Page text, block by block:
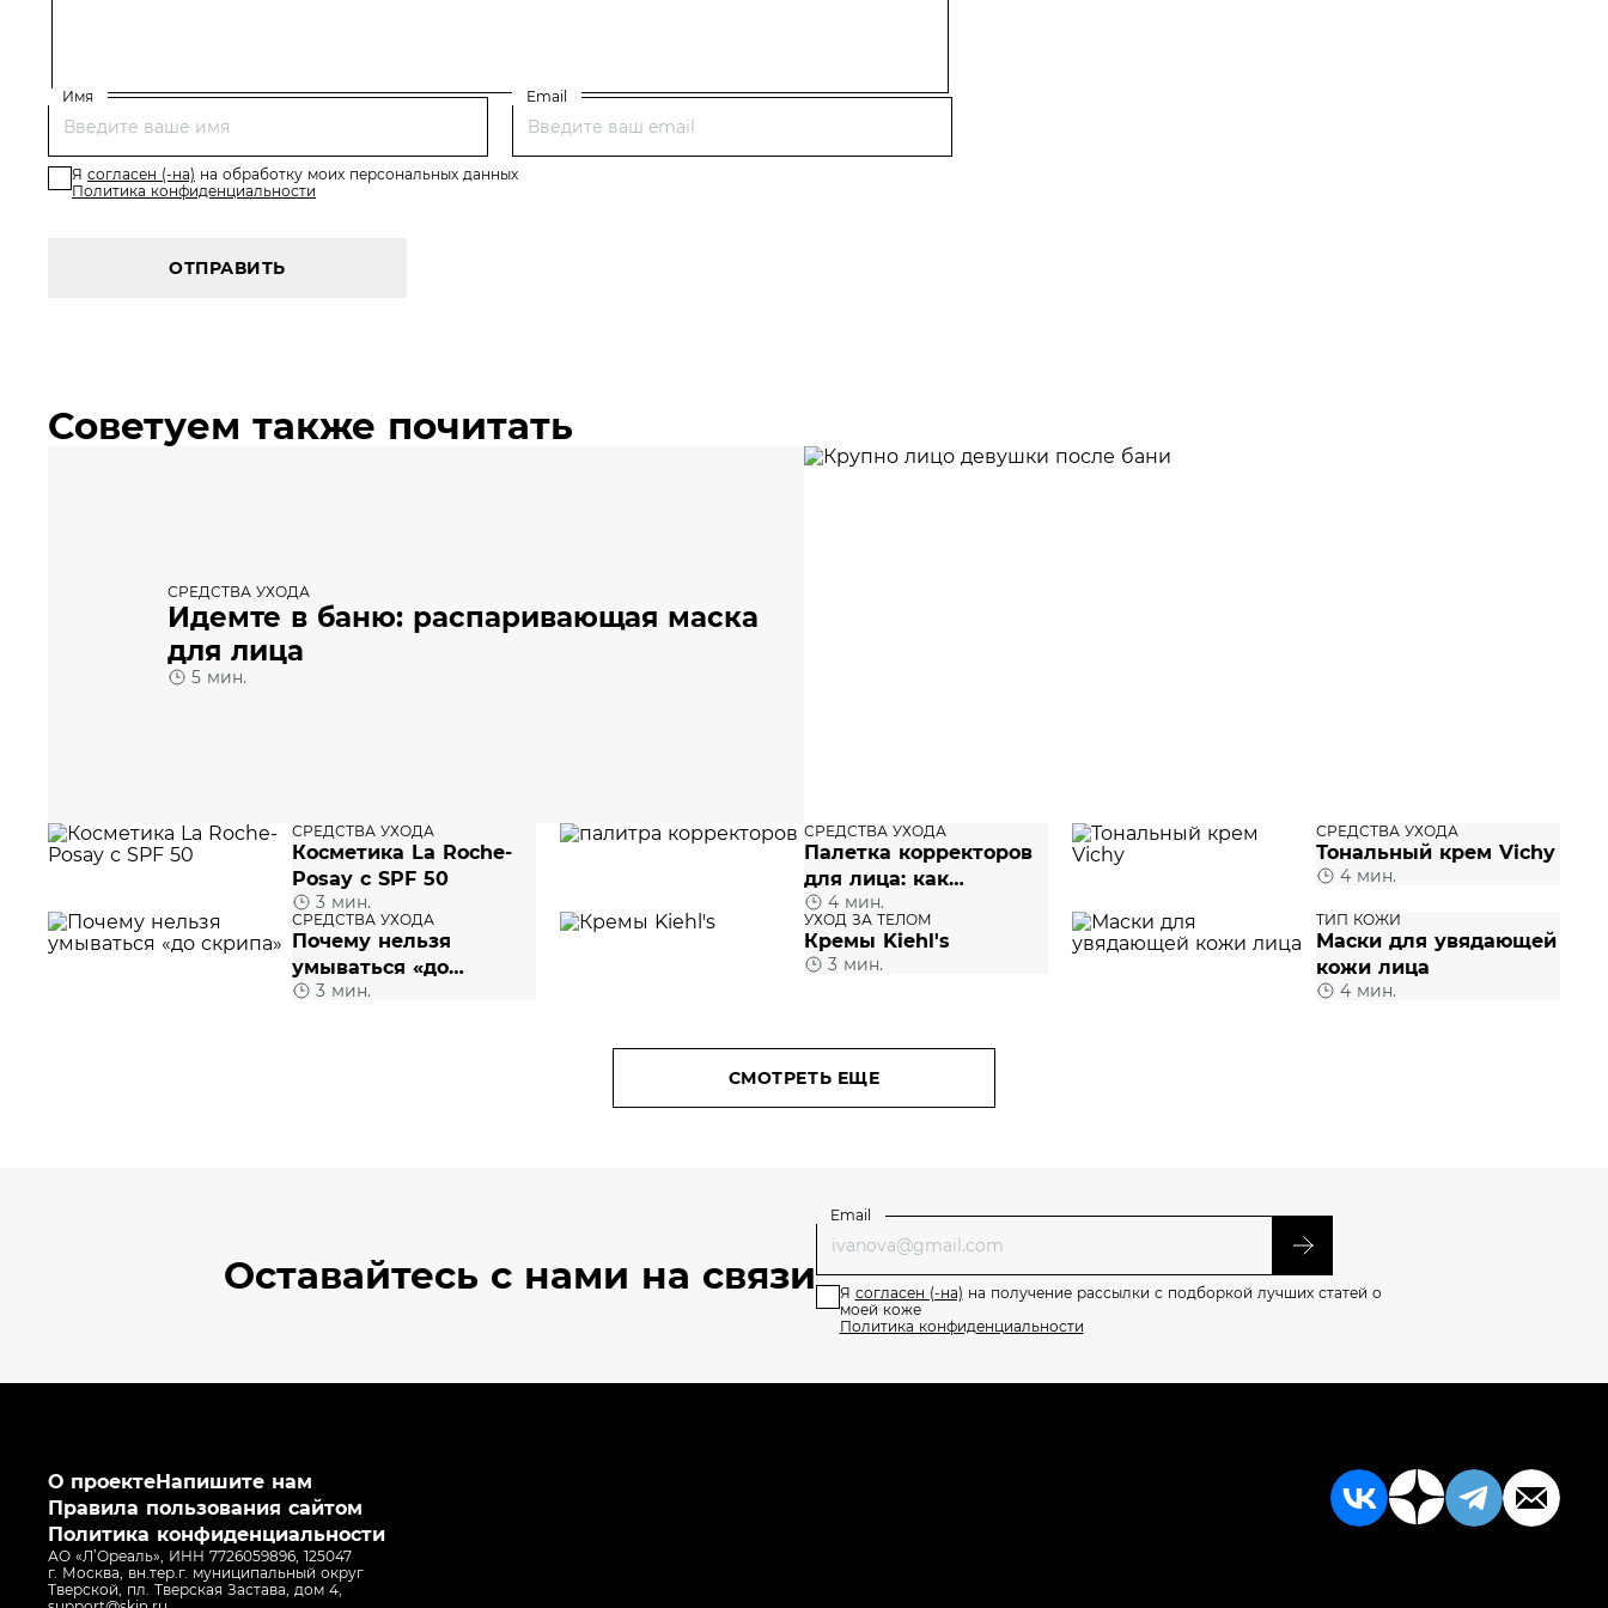
Имя Email
Я согласен (-на) на обработку моих персональных данных
Политика конфиденциальности
ОТПРАВИТЬ
Советуем также почитать
СРЕДСТВА УХОДА
Идемте в баню: распаривающая маска
для лица
5 мин.
СРЕДСТВА УХОДА
Косметика La Roche-
Posay с SPF 50
3 мин.
СРЕДСТВА УХОДА
Палетка корректоров
для лица: как
пользоваться
4 мин.
СРЕДСТВА УХОДА
Тональный крем Vichy
4 мин.
СРЕДСТВА УХОДА
Почему нельзя
умываться «до
скрипа»
3 мин.
УХОД ЗА ТЕЛОМ
Кремы Kiehl's
3 мин.
ТИП КОЖИ
Маски для увядающей
кожи лица
4 мин.
СМОТРЕТЬ ЕЩЕ
Оставайтесь с нами на связи
Email
Я согласен (-на) на получение рассылки с подборкой лучших статей о
моей коже
Политика конфиденциальности
О проектеНапишите нам
Правила пользования сайтом
Политика конфиденциальности
АО «Л’Ореаль», ИНН 7726059896, 125047
г. Москва, вн.тер.г. муниципальный округ
Тверской, пл. Тверская Застава, дом 4,